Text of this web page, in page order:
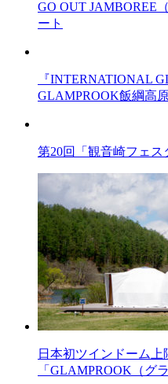
GO OUT JAMBOREE
ート
『INTERNATIONAL
GLAMPROOK飯綱高
第20回「観音崎フェス
日本初ツインドーム
「GLAMPROOK（グ